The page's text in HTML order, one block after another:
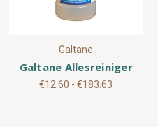
Galtane
Galtane Allesreiniger
€12.60 - €183.63